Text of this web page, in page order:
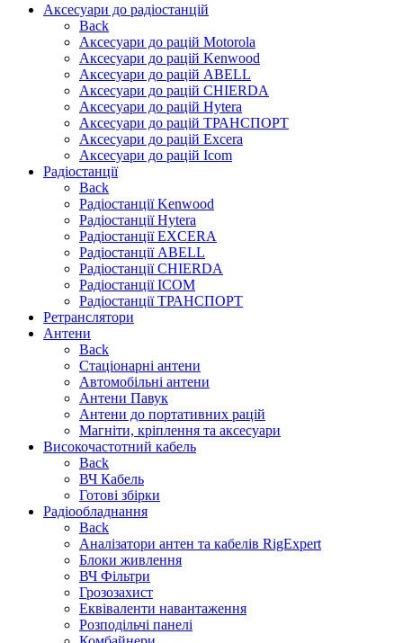
Аксесуари до радіостанцій
Back
Аксесуари до рацій Motorola
Аксесуари до рацій Kenwood
Аксесуари до рацій ABELL
Аксесуари до рацій CHIERDA
Аксесуари до рацій Hytera
Аксесуари до рацій ТРАНСПОРТ
Аксесуари до рацій Excera
Аксесуари до рацій Icom
Радіостанції
Back
Радіостанції Kenwood
Радіостанції Hytera
Радіостанції EXCERA
Радіостанції ABELL
Радіостанції CHIERDA
Радіостанції ICOM
Радіостанції ТРАНСПОРТ
Ретранслятори
Антени
Back
Стаціонарні антени
Автомобільні антени
Антени Павук
Антени до портативних рацій
Магніти, кріплення та аксесуари
Високочастотний кабель
Back
ВЧ Кабель
Готові збірки
Радіообладнання
Back
Аналізатори антен та кабелів RigExpert
Блоки живлення
ВЧ Фільтри
Грозозахист
Еквіваленти навантаження
Розподільчі панелі